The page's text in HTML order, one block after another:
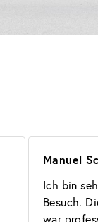
Manuel
Ich bin
Besuch.